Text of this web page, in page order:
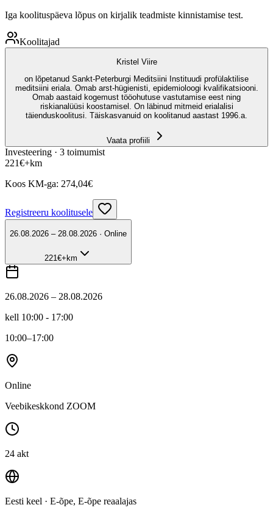
Iga koolituspäeva lõpus on kirjalik teadmiste kinnistamise test.
Koolitajad
Kristel Viire
on lõpetanud Sankt-Peterburgi Meditsiini Instituudi profülaktilise
meditsiini eriala. Omab arst-hügienisti, epidemioloogi kvalifikatsiooni.
Omab aastaid kogemust tööohutuse vastutamise eest ning
riskianalüüsi koostamisel. On läbinud mitmeid erialalisi
täienduskoolitusi. Täiskasvanuid on koolitanud aastast 1996.a.
Vaata profiili
Investeering · 3 toimumist
221€+km
Koos KM-ga: 274,04€
Registreeru koolitusele
26.08.2026 – 28.08.2026 · Online
221€+km
26.08.2026 – 28.08.2026
kell 10:00 - 17:00
10:00–17:00
Online
Veebikeskkond ZOOM
24 akt
Eesti keel · E-õpe, E-õpe reaalajas